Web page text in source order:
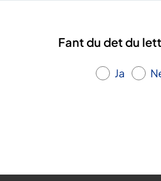
Fant du det du
Ja